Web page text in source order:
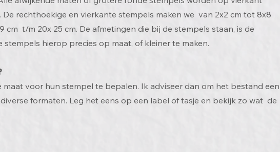
rechthoekige en vierkante stempels maken we van 2x2 cm tot 8x8
cm t/m 20x 25 cm. De afmetingen die bij de stempels staan, is de
hierop precies op maat, of kleiner te maken.
maat voor hun stempel te bepalen. Ik adviseer dan om het bestand een
formaten. Leg het eens op een label of tasje en bekijk zo wat de